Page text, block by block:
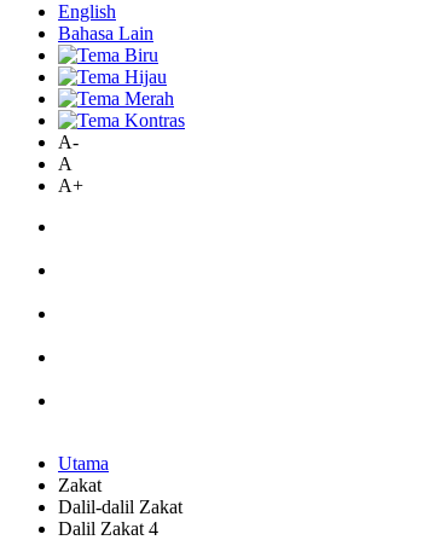
English
Bahasa Lain
A-
A
A+
Utama
Zakat
Dalil-dalil Zakat
Dalil Zakat 4